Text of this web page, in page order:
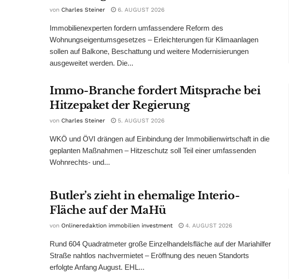
von Charles Steiner 6. AUGUST 2026
Immobilienexperten fordern umfassendere Reform des
Wohnungseigentumsgesetzes – Erleichterungen für Klimaanlagen
sollen auf Balkone, Beschattung und weitere Modernisierungen
ausgeweitet werden. Die...
Immo-Branche fordert Mitsprache bei
Hitzepaket der Regierung
von Charles Steiner 5. AUGUST 2026
WKÖ und ÖVI drängen auf Einbindung der Immobilienwirtschaft in die
geplanten Maßnahmen – Hitzeschutz soll Teil einer umfassenden
Wohnrechts- und...
Butler’s zieht in ehemalige Interio-
Fläche auf der MaHü
von Onlineredaktion immobilien investment 4. AUGUST 2026
Rund 604 Quadratmeter große Einzelhandelsfläche auf der Mariahilfer
Straße nahtlos nachvermietet – Eröffnung des neuen Standorts
erfolgte Anfang August. EHL...